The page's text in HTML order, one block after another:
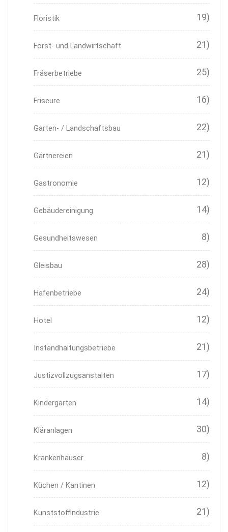
Floristik 19)
Forst- und Landwirtschaft 21)
Fräserbetriebe 25)
Friseure 16)
Garten- / Landschaftsbau 22)
Gärtnereien 21)
Gastronomie 12)
Gebäudereinigung 14)
Gesundheitswesen 8)
Gleisbau 28)
Hafenbetriebe 24)
Hotel 12)
Instandhaltungsbetriebe 21)
Justizvollzugsanstalten 17)
Kindergarten 14)
Kläranlagen 30)
Krankenhäuser 8)
Küchen / Kantinen 12)
Kunststoffindustrie 21)